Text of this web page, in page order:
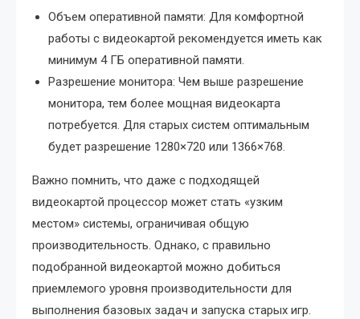
Объем оперативной памяти: Для комфортной
работы с видеокартой рекомендуется иметь как
минимум 4 ГБ оперативной памяти.
Разрешение монитора: Чем выше разрешение
монитора, тем более мощная видеокарта
потребуется. Для старых систем оптимальным
будет разрешение 1280×720 или 1366×768.
Важно помнить, что даже с подходящей
видеокартой процессор может стать «узким
местом» системы, ограничивая общую
производительность. Однако, с правильно
подобранной видеокартой можно добиться
приемлемого уровня производительности для
выполнения базовых задач и запуска старых игр.